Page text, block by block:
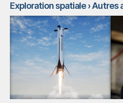
Exploration spatiale› Autres